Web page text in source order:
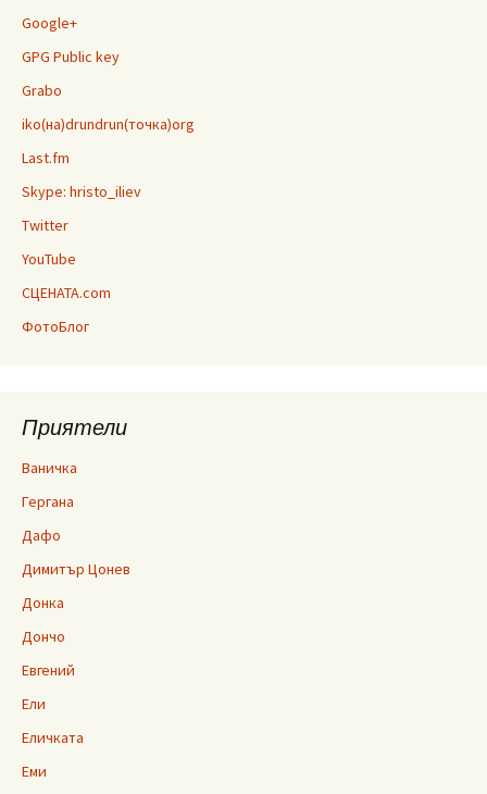
Google+
GPG Public key
Grabo
iko(на)drundrun(точка)org
Last.fm
Skype: hristo_iliev
Twitter
YouTube
СЦЕНАТА.com
ФотоБлог
Приятели
Ваничка
Гергана
Дафо
Димитър Цонев
Донка
Дончо
Евгений
Ели
Еличката
Еми